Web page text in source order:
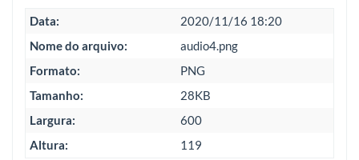
Data:
2020/11/16 18:20
Nome do arquivo:
audio4.png
Formato:
PNG
Tamanho:
28KB
Largura:
600
Altura:
119